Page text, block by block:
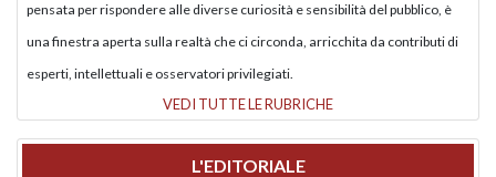
pensata per rispondere alle diverse curiosità e sensibilità del pubblico, è
una finestra aperta sulla realtà che ci circonda, arricchita da contributi di
esperti, intellettuali e osservatori privilegiati.
VEDI TUTTE LE RUBRICHE
L'EDITORIALE